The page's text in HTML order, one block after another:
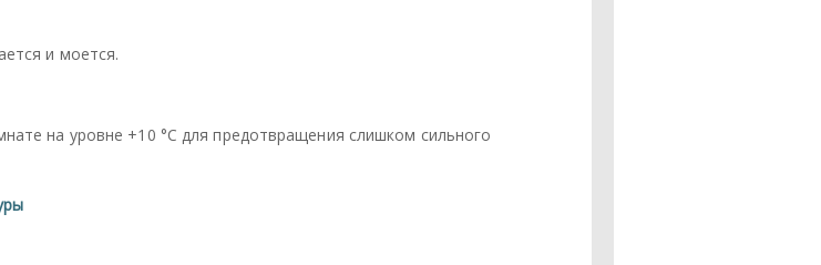
и моется.
на уровне +10 °C для предотвращения слишком сильного